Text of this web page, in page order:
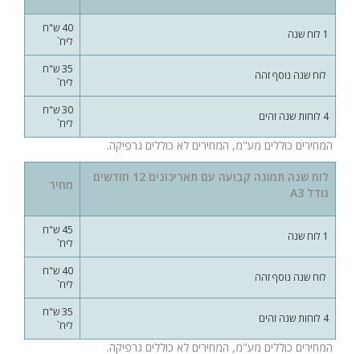
1 לוח שנה
40 ש"ח
ליח`
לוח שנה נוסף זהה
35 ש"ח
ליח`
4 לוחות שנה זהים
30 ש"ח
ליח`
המחירים כוללים מע"מ, המחירים לא כוללים גרפיקה.
לוח שנה תמונה קבועה עם תאריכונים 12 חודשים
גודל A3
מחיר
1 לוח שנה
45 ש"ח
ליח`
לוח שנה נוסף זהה
40 ש"ח
ליח`
4 לוחות שנה זהים
35 ש"ח
ליח`
המחירים כוללים מע"מ, המחירים לא כוללים גרפיקה.